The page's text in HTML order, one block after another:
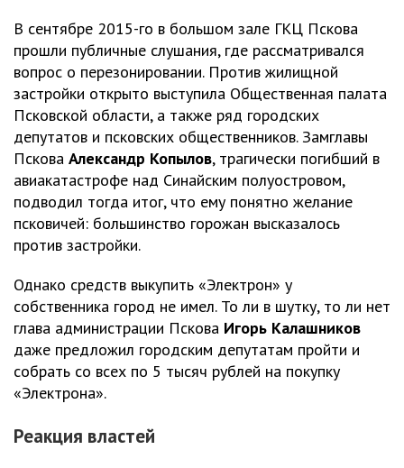
В сентябре 2015-го в большом зале ГКЦ Пскова
прошли публичные слушания, где рассматривался
вопрос о перезонировании. Против жилищной
застройки открыто выступила Общественная палата
Псковской области, а также ряд городских
депутатов и псковских общественников. Замглавы
Пскова Александр Копылов, трагически погибший в
авиакатастрофе над Синайским полуостровом,
подводил тогда итог, что ему понятно желание
псковичей: большинство горожан высказалось
против застройки.
Однако средств выкупить «Электрон» у
собственника город не имел. То ли в шутку, то ли нет
глава администрации Пскова Игорь Калашников
даже предложил городским депутатам пройти и
собрать со всех по 5 тысяч рублей на покупку
«Электрона».
Реакция властей